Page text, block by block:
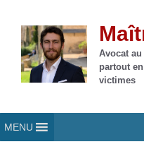
contenu
Avocat
partout
victimes
MENU